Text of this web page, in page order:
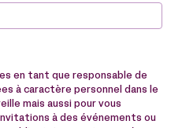
en tant que responsable de
à caractère personnel dans le
mais aussi pour vous
à des événements ou